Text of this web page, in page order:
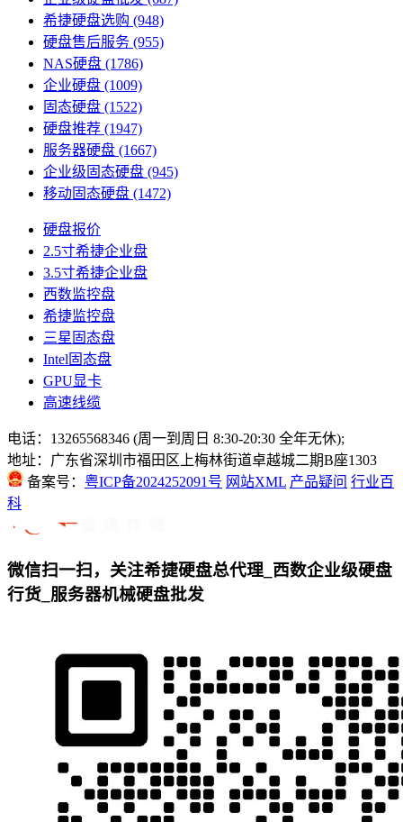
希捷硬盘选购 (948)
硬盘售后服务 (955)
NAS硬盘 (1786)
企业硬盘 (1009)
固态硬盘 (1522)
硬盘推荐 (1947)
服务器硬盘 (1667)
企业级固态硬盘 (945)
移动固态硬盘 (1472)
硬盘报价
2.5寸希捷企业盘
3.5寸希捷企业盘
西数监控盘
希捷监控盘
三星固态盘
Intel固态盘
GPU显卡
高速线缆
电话：13265568346 (周一到周日 8:30-20:30 全年无休);
地址：广东省深圳市福田区上梅林街道卓越城二期B座1303
备案号： 粤ICP备2024252091号 网站XML 产品疑问 行业百
科
微信扫一扫，关注希捷硬盘总代理_西数企业级硬盘
行货_服务器机械硬盘批发